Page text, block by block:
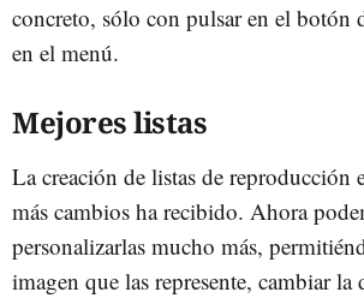
concreto, sólo con pulsar en el botón
en el menú.
Mejores listas
La creación de listas de reproducción
más cambios ha recibido. Ahora
personalizarlas mucho más,
imagen que las represente, cambiar